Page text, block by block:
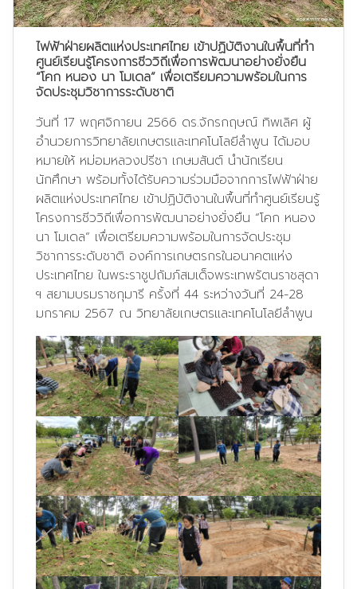
ไฟฟ้าฝ่ายผลิตแห่งประเทศไทย เข้าปฏิบัติงานในพื้นที่ทำ
ศูนย์เรียนรู้โครงการชีววิถีเพื่อการพัฒนาอย่างยั่งยืน
“โคก หนอง นา โมเดล” เพื่อเตรียมความพร้อมในการ
จัดประชุมวิชาการระดับชาติ
วันที่ 17 พฤศจิกายน 2566 ดร.จักรกฤษณ์ ทิพเลิศ ผู้
อำนวยการวิทยาลัยเกษตรและเทคโนโลยีลำพูน ได้มอบ
หมายให้ หม่อมหลวงปรีชา เกษมสันต์ นำนักเรียน
นักศึกษา พร้อมทั้งได้รับความร่วมมือจากการไฟฟ้าฝ่าย
ผลิตแห่งประเทศไทย เข้าปฏิบัติงานในพื้นที่ทำศูนย์เรียนรู้
โครงการชีววิถีเพื่อการพัฒนาอย่างยั่งยืน “โคก หนอง
นา โมเดล” เพื่อเตรียมความพร้อมในการจัดประชุม
วิชาการระดับชาติ องค์การเกษตรกรในอนาคตแห่ง
ประเทศไทย ในพระราชูปถัมภ์สมเด็จพระเทพรัตนราชสุดา
ฯ สยามบรมราชกุมารี ครั้งที่ 44 ระหว่างวันที่ 24-28
มกราคม 2567 ณ วิทยาลัยเกษตรและเทคโนโลยีลำพูน